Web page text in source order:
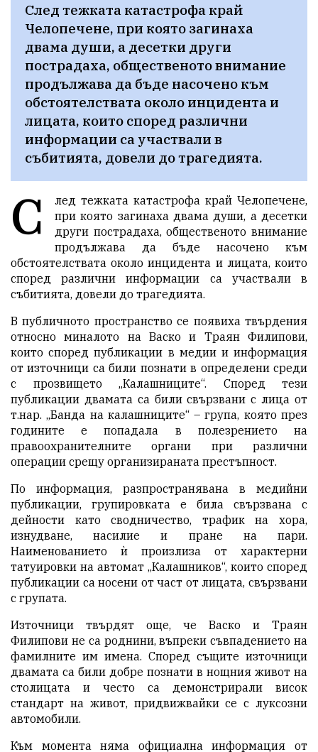
След тежката катастрофа край
Челопечене, при която загинаха
двама души, а десетки други
пострадаха, общественото внимание
продължава да бъде насочено към
обстоятелствата около инцидента и
лицата, които според различни
информации са участвали в
събитията, довели до трагедията.
С
лед тежката катастрофа край Челопечене,
при която загинаха двама души, а десетки
други пострадаха, общественото внимание
продължава да бъде насочено към
обстоятелствата около инцидента и лицата, които
според различни информации са участвали в
събитията, довели до трагедията.
В публичното пространство се появиха твърдения
относно миналото на Васко и Траян Филипови,
които според публикации в медии и информация
от източници са били познати в определени среди
с прозвището „Калашниците“. Според тези
публикации двамата са били свързвани с лица от
т.нар. „Банда на калашниците“ – група, която през
годините е попадала в полезрението на
правоохранителните органи при различни
операции срещу организираната престъпност.
По информация, разпространявана в медийни
публикации, групировката е била свързвана с
дейности като сводничество, трафик на хора,
изнудване, насилие и пране на пари.
Наименованието ѝ произлиза от характерни
татуировки на автомат „Калашников“, които според
публикации са носени от част от лицата, свързвани
с групата.
Източници твърдят още, че Васко и Траян
Филипови не са роднини, въпреки съвпадението на
фамилните им имена. Според същите източници
двамата са били добре познати в нощния живот на
столицата и често са демонстрирали висок
стандарт на живот, придвижвайки се с луксозни
автомобили.
Към момента няма официална информация от